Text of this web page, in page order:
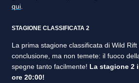
qui
STAGIONE CLASSIFICATA 2
La prima stagione classificata di Wild Rift
conclusione, ma non temete: il fuoco
spegne tanto facilmente! La stagione 2
ore 20:00!